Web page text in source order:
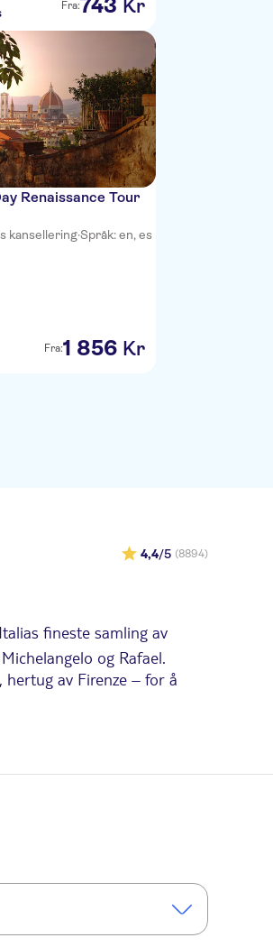
Fra:743 Kr
Renaissance Tour
kansellering·Språk: en, es
Fra:1 856 Kr
4,4/5 (8894)
fineste samling av
og Rafael.
av Firenze – for å
utstillingsvinduet for
toaletter er